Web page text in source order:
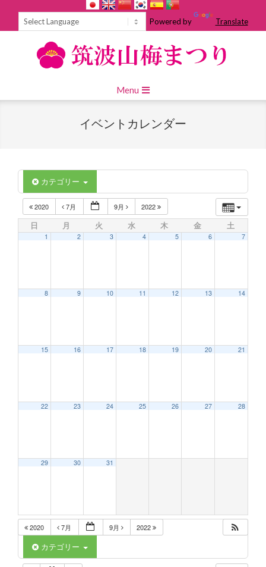
Powered by Translate
Navigation
Menu
イベントカレンダー
カテゴリー
2020 7月 9月 2022
日 月 火 水 木 金 土
1 2 3 4 5 6 7
8 9 10 11 12 13 14
15 16 17 18 19 20 21
22 23 24 25 26 27 28
29 30 31
2020 7月 9月 2022
カテゴリー
2:00 AM
6:00 AM